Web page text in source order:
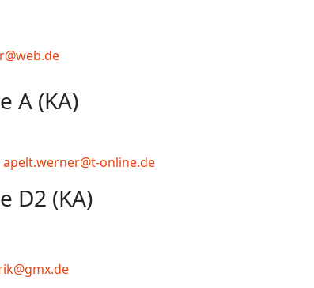
A (KA)
apelt.werner@t-online.de
D2 (KA)